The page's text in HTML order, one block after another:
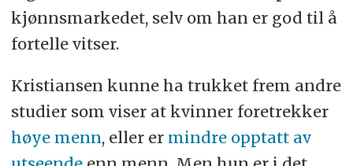
kjønnsmarkedet, selv om han er god til å
fortelle vitser.
Kristiansen kunne ha trukket frem andre
studier som viser at kvinner foretrekker
høye menn, eller er mindre opptatt av